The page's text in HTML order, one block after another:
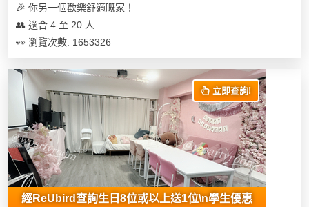
🎉 你另一個歡樂舒適嘅家！
👥 適合 4 至 20 人
👀 瀏覽次數: 1653326
立即查詢!
經ReUbird查詢生日8位或以上送1位\n學生優惠